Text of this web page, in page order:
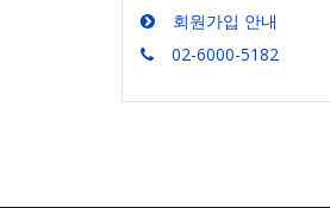
회원가입 안내
02-6000-5182